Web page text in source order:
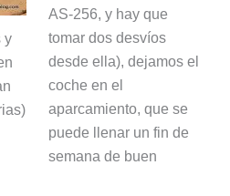
y
AS-256, y hay que
tomar dos desvíos
desde ella), dejamos el
coche en el
aparcamiento, que se
puede llenar un fin de
semana de buen